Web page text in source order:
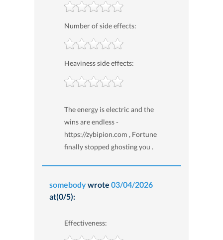
Number of side effects:
Heaviness side effects:
The energy is electric and the
wins are endless -
https://zybipion.com , Fortune
finally stopped ghosting you .
somebodywrote 03/04/2026
at(0/5):
Effectiveness: